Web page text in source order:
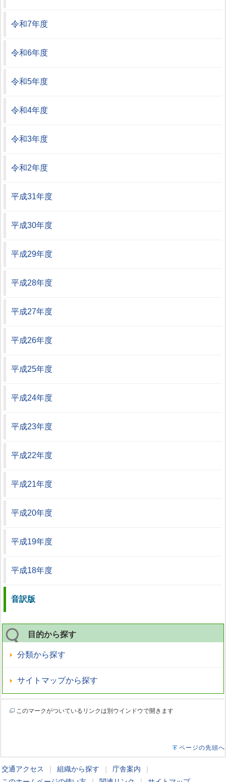
令和7年度
令和6年度
令和5年度
令和4年度
令和3年度
令和2年度
平成31年度
平成30年度
平成29年度
平成28年度
平成27年度
平成26年度
平成25年度
平成24年度
平成23年度
平成22年度
平成21年度
平成20年度
平成19年度
平成18年度
音訳版
目的から探す
分類から探す
サイトマップから探す
このマークがついているリンクは別ウインドウで開きます
ページの先頭へ
交通アクセス 組織から探す 庁舎案内